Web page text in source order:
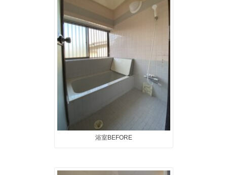
浴室BEFORE